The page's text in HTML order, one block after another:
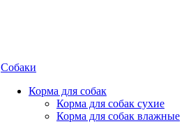
Собаки
Корма для собак
Корма для собак сухие
Корма для собак влажные